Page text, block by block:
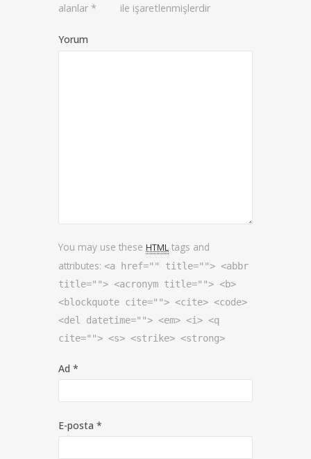
alanlar * ile işaretlenmişlerdir
Yorum
You may use these HTML tags and
attributes: <a href="" title=""> <abbr
title=""> <acronym title=""> <b>
<blockquote cite=""> <cite> <code>
<del datetime=""> <em> <i> <q
cite=""> <s> <strike> <strong>
Ad *
E-posta *